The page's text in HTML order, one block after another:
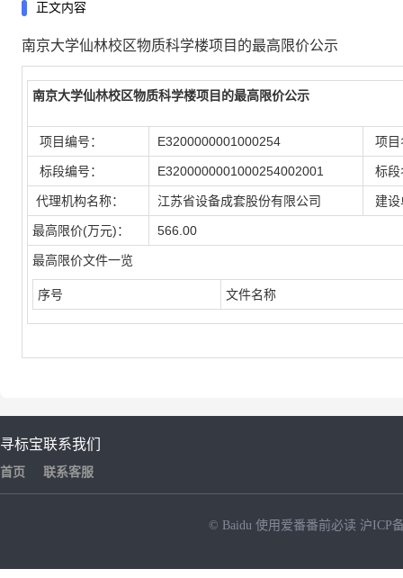
正文内容
南京大学仙林校区物质科学楼项目的最高限价公示
南京大学仙林校区物质科学楼项目的最高限价公示
项目编号： E3200000001000254 项目
标段编号： E3200000001000254002001 标段
代理机构名称： 江苏省设备成套股份有限公司 建设
最高限价(万元)： 566.00
最高限价文件一览
序号 文件名称
寻标宝
首页
联系我们
联系客服
© Baidu 使用爱番番前必读 沪ICP